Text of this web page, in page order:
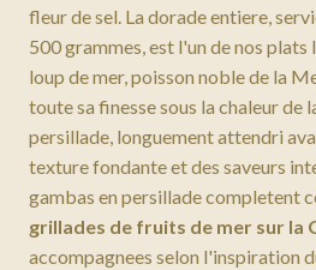
fleur de sel. La dorade entiere,
500 grammes, est l'un de nos plats
loup de mer, poisson noble de la
toute sa finesse sous la chaleur de
persillade, longuement attendri
texture fondante et des saveurs
gambas en persillade completent
grillades de fruits de mer sur la
accompagnees selon l'inspiration